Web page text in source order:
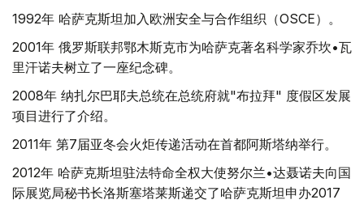
1992年 哈萨克斯坦加入欧洲安全与合作组织（OSCE）。
2001年 俄罗斯联邦鄂木斯克市为哈萨克著名科学家乔坎•瓦
里汗诺夫树立了一座纪念碑。
2008年 纳扎尔巴耶夫总统在总统府就"布拉拜" 度假区发展
项目进行了介绍。
2011年 第7届亚冬会火炬传递活动在首都阿斯塔纳举行。
2012年 哈萨克斯坦驻法特命全权大使努尔兰•达聂诺夫向国
际展览局秘书长洛斯塞塔莱斯递交了哈萨克斯坦申办2017